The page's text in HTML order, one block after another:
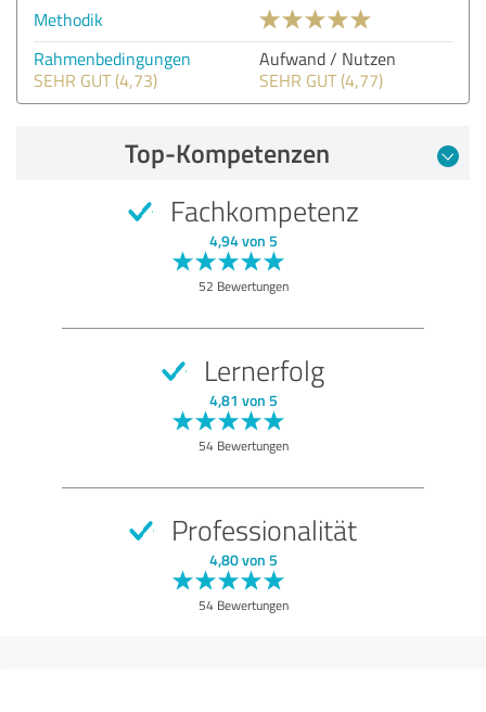
Methodik
Rahmenbedingungen
SEHR GUT (4,73)
Aufwand / Nutzen
SEHR GUT (4,77)
Top-Kompetenzen
Fachkompetenz
4,94 von 5
52 Bewertungen
Lernerfolg
4,81 von 5
54 Bewertungen
Professionalität
4,80 von 5
54 Bewertungen